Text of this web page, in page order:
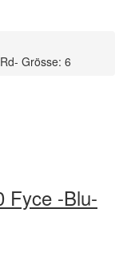
Grösse: 6
Fyce -Blu-